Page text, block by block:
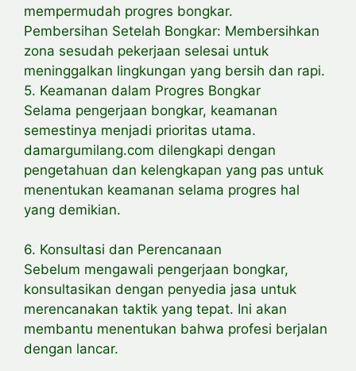
mempermudah progres bongkar.
Pembersihan Setelah Bongkar: Membersihkan
zona sesudah pekerjaan selesai untuk
meninggalkan lingkungan yang bersih dan rapi.
5. Keamanan dalam Progres Bongkar
Selama pengerjaan bongkar, keamanan
semestinya menjadi prioritas utama.
damargumilang.com dilengkapi dengan
pengetahuan dan kelengkapan yang pas untuk
menentukan keamanan selama progres hal
yang demikian.
6. Konsultasi dan Perencanaan
Sebelum mengawali pengerjaan bongkar,
konsultasikan dengan penyedia jasa untuk
merencanakan taktik yang tepat. Ini akan
membantu menentukan bahwa profesi berjalan
dengan lancar.